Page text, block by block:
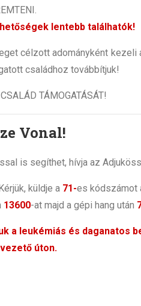
lentebb találhatók!
célzott adományként kezeli
családhoz továbbítjuk!
TÁMOGATÁSÁT!
Vonal!
is segíthet, hívja az
Kérjük, küldje a 71-es kódszámot
13600-at majd a gépi hang után
a leukémiás és daganatos
úton.